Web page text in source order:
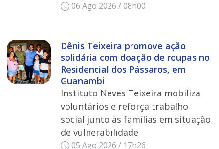
06 Ago 2026 / 08h00
Dênis Teixeira promove ação
solidária com doação de roupas no
Residencial dos Pássaros, em
Guanambi
Instituto Neves Teixeira mobiliza
voluntários e reforça trabalho
social junto às famílias em situação
de vulnerabilidade
05 Ago 2026 / 17h26